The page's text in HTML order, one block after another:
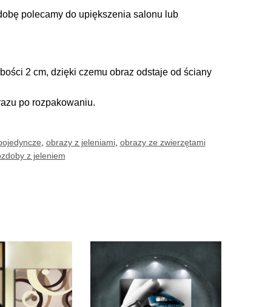
polecamy do upiększenia salonu lub
2 cm, dzięki czemu obraz odstaje od ściany
po rozpakowaniu.
obrazy z jeleniami, obrazy ze zwierzętami
z jeleniem